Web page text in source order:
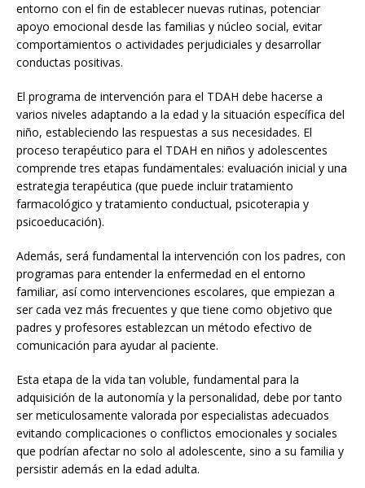
entorno con el fin de establecer nuevas rutinas, potenciar
apoyo emocional desde las familias y núcleo social, evitar
comportamientos o actividades perjudiciales y desarrollar
conductas positivas.
El programa de intervención para el TDAH debe hacerse a
varios niveles adaptando a la edad y la situación específica del
niño, estableciendo las respuestas a sus necesidades. El
proceso terapéutico para el TDAH en niños y adolescentes
comprende tres etapas fundamentales: evaluación inicial y una
estrategia terapéutica (que puede incluir tratamiento
farmacológico y tratamiento conductual, psicoterapia y
psicoeducación).
Además, será fundamental la intervención con los padres, con
programas para entender la enfermedad en el entorno
familiar, así como intervenciones escolares, que empiezan a
ser cada vez más frecuentes y que tiene como objetivo que
padres y profesores establezcan un método efectivo de
comunicación para ayudar al paciente.
Esta etapa de la vida tan voluble, fundamental para la
adquisición de la autonomía y la personalidad, debe por tanto
ser meticulosamente valorada por especialistas adecuados
evitando complicaciones o conflictos emocionales y sociales
que podrían afectar no solo al adolescente, sino a su familia y
persistir además en la edad adulta.